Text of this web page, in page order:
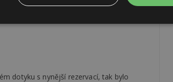
dotyku s nynější rezervací, tak bylo
Soubory cílení
Funkční